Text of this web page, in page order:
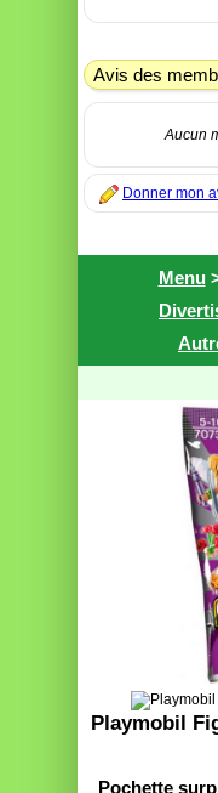
Avis des
Aucun
Donner mon
Menu
Playmobil
Pochette